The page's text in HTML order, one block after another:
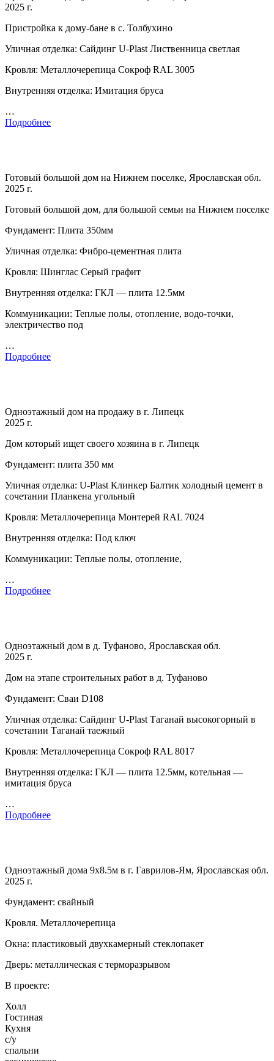
2025 г.
Пристройка к дому-бане в с. Толбухино
Уличная отделка: Сайдинг U-Plast Лиственница светлая
Кровля: Металлочерепица Сокроф RAL 3005
Внутренняя отделка: Имитация бруса
…
Подробнее
Готовый большой дом на Нижнем поселке, Ярославская обл.
2025 г.
Готовый большой дом, для большой семьи на Нижнем поселке
Фундамент: Плита 350мм
Уличная отделка: Фибро-цементная плита
Кровля: Шинглас Серый графит
Внутренняя отделка: ГКЛ — плита 12.5мм
Коммуникации: Теплые полы, отопление, водо-точки,
электричество под
…
Подробнее
Одноэтажный дом на продажу в г. Липецк
2025 г.
Дом который ищет своего хозяина в г. Липецк
Фундамент: плита 350 мм
Уличная отделка: U-Plast Клинкер Балтик холодный цемент в
сочетании Планкена угольный
Кровля: Металлочерепица Монтерей RAL 7024
Внутренняя отделка: Под ключ
Коммуникации: Теплые полы, отопление,
…
Подробнее
Одноэтажный дом в д. Туфаново, Ярославская обл.
2025 г.
Дом на этапе строительных работ в д. Туфаново
Фундамент: Сваи D108
Уличная отделка: Сайдинг U-Plast Таганай высокогорный в
сочетании Таганай таежный
Кровля: Металлочерепица Сокроф RAL 8017
Внутренняя отделка: ГКЛ — плита 12.5мм, котельная —
имитация бруса
…
Подробнее
Одноэтажный дома 9х8.5м в г. Гаврилов-Ям, Ярославская обл.
2025 г.
Фундамент: свайный
Кровля. Металлочерепица
Окна: пластиковый двухкамерный стеклопакет
Дверь: металлическая с терморазрывом
В проекте:
Холл
Гостиная
Кухня
с/у
спальни